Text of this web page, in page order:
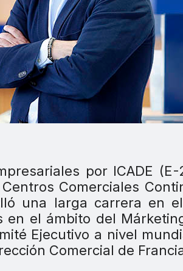
por ICADE (E-
Comerciales
una larga carrera en
en el ámbito del
Ejecutivo a nivel
Comercial de